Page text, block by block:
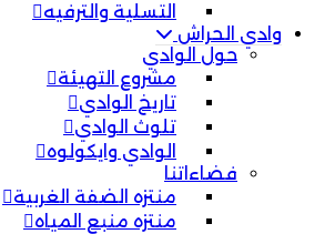
التسلية والترفيه
وادي الحراش
حول الوادي
مشروع التهيئة
تاريخ الوادي
تلوث الوادي
الوادي وايكولوه
فضاءاتنا
منتزه الضفة الغربية
منتزه منبع المياه